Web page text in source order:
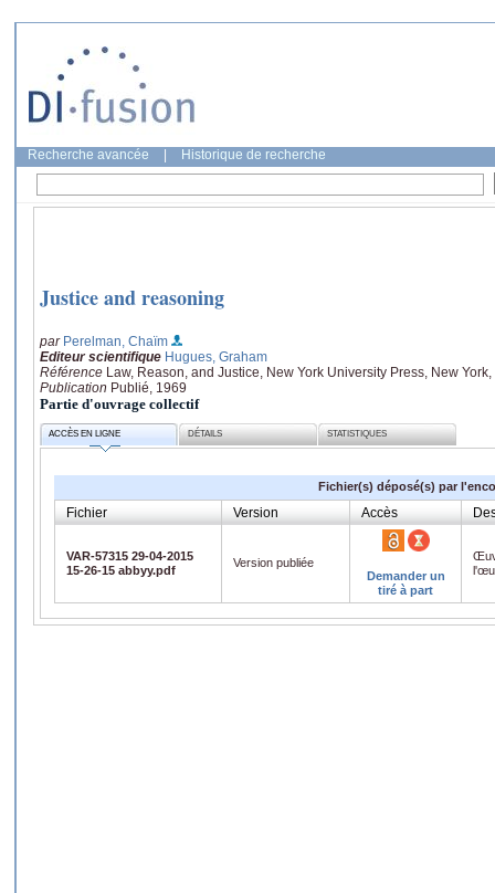
Recherche avancée Historique de recherche
Justice and reasoning
par Perelman, Chaïm
Editeur scientifique Hugues, Graham
Référence Law, Reason, and Justice, New York University Press, New
Publication Publié, 1969
Partie d'ouvrage collectif
ACCÈS EN LIGNE DÉTAILS STATISTIQUES
Fichier(s) déposé(s) par
Fichier Version Accès
VAR-57315 29-04-2015
15-26-15 abbyy.pdf
Version publiée
Demander un
tiré à part